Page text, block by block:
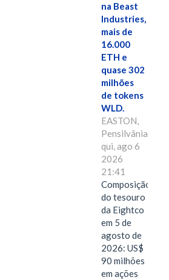
na Beast
Industries,
mais de
16.000
ETH e
quase 302
milhões
de tokens
WLD.
EASTON,
Pensilvânia,
qui, ago 6
2026
21:41
Composição
do tesouro
da Eightco
em 5 de
agosto de
2026: US$
90 milhões
em ações